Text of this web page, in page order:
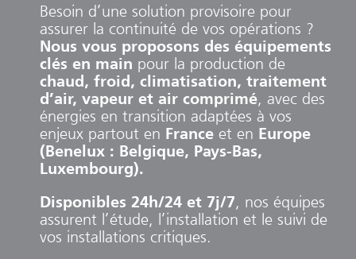
Besoin d’une solution provisoire pour
assurer la continuité de vos opérations ?
Nous vous proposons des équipements
clés en main pour la production de
chaud, froid, climatisation, traitement
d’air, vapeur et air comprimé, avec des
énergies en transition adaptées à vos
enjeux partout en France et en Europe
(Benelux : Belgique, Pays-Bas,
Luxembourg).
Disponibles 24h/24 et 7j/7, nos équipes
assurent l’étude, l’installation et le suivi de
vos installations critiques.